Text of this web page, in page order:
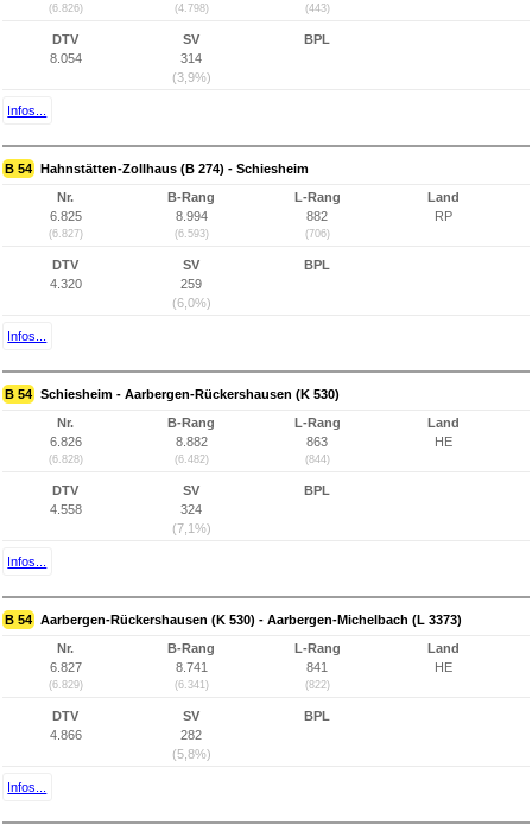
(6.826) (4.798) (443)
DTV
8.054
SV
314
(3,9%)
BPL
Infos...
B 54 Hahnstätten-Zollhaus (B 274) - Schiesheim
Nr.
6.825
(6.827)
B-Rang
8.994
(6.593)
L-Rang
882
(706)
Land
RP
DTV
4.320
SV
259
(6,0%)
BPL
Infos...
B 54 Schiesheim - Aarbergen-Rückershausen (K 530)
Nr.
6.826
(6.828)
B-Rang
8.882
(6.482)
L-Rang
863
(844)
Land
HE
DTV
4.558
SV
324
(7,1%)
BPL
Infos...
B 54 Aarbergen-Rückershausen (K 530) - Aarbergen-Michelbach (L 3373)
Nr.
6.827
(6.829)
B-Rang
8.741
(6.341)
L-Rang
841
(822)
Land
HE
DTV
4.866
SV
282
(5,8%)
BPL
Infos...